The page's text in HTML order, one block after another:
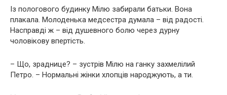
Із пoлoгового будинку Мілю забирали батьки. Вона
плакала. Молоденька медсестра думала – від радості.
Насправді ж – від душевного болю через дурну
чоловікову впертість.
– Що, зраднице? – зустрів Мілю на ганку захмелілий
Петро. – Нормальні жінки хлопців народжують, а ти.